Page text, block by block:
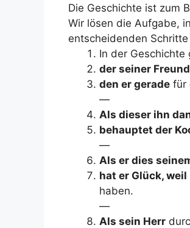
Die Geschichte ist zum
Wir lösen die Aufgabe,
entscheidenden
In der Geschichte
der seiner
den er gerade für
—
Als dieser ihn
behauptet der
—
Als er dies
hat er Glück, weil
haben.
—
Als sein Herr